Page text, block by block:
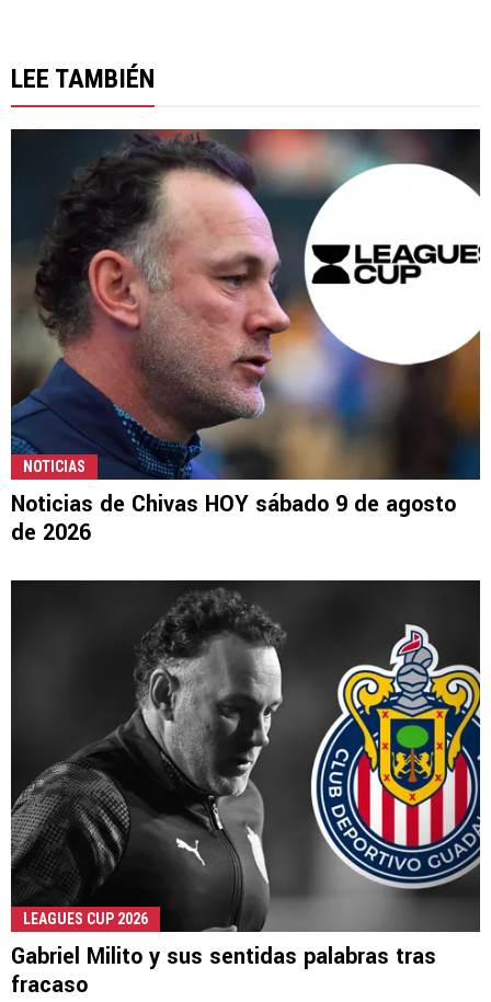
LEE TAMBIÉN
NOTICIAS
Noticias de Chivas HOY sábado 9 de agosto
de 2026
LEAGUES CUP 2026
Gabriel Milito y sus sentidas palabras tras
fracaso